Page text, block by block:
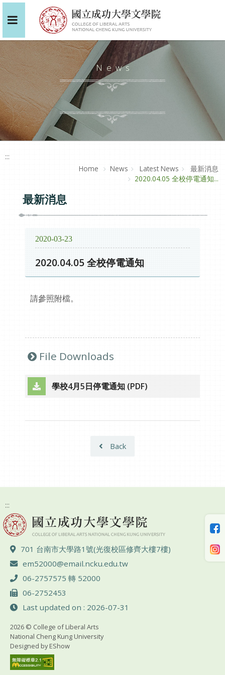
News
:::
Home
News Latest News
最新消息
2020.04.05 全校停電通知...
最新消息
2020-03-23
2020.04.05 全校停電通知
請參照附檔。
File Downloads
學校4月5日停電通知 (PDF)
[Open new window]
Back
:::
ADD :
701 台南市大學路1號(光復校區修齊大樓7樓)
Email :
em52000@email.ncku.edu.tw
TEL :
06-2757575 轉 52000
FAX :
06-2752453
Last updated on : 2026-07-31
2026 © College of Liberal Arts
National Cheng Kung University
Designed byEShow